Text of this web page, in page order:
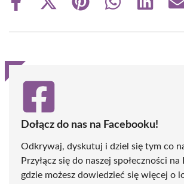
Share
Share
(Twitter)
Share
Share
Share
Dołącz do nas na Facebooku!
Odkrywaj, dyskutuj i dziel się tym co
Przyłącz się do naszej społeczności na
gdzie możesz dowiedzieć się więcej o